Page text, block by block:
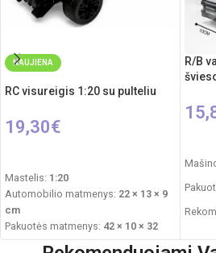
NAUJIENA
RC visureigis 1:20 su pulteliu
19,30€
Mastelis: 1:20
Automobilio matmenys: 22 × 13 × 9
cm
Pakuotės matmenys: 42 × 10 × 32
cm
R/B